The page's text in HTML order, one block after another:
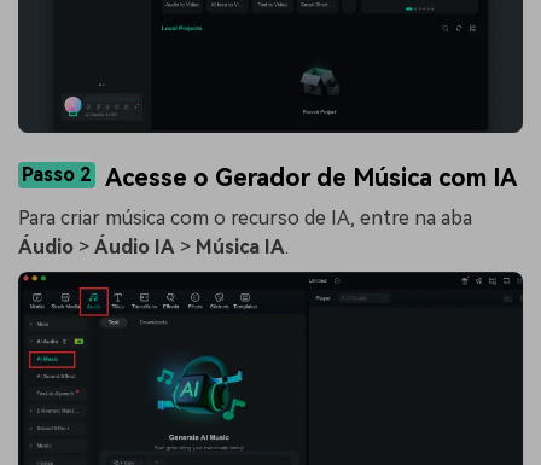
Passo 2 Acesse o Gerador de Música com IA
Para criar música com o recurso de IA, entre na aba
Áudio > Áudio IA > Música IA.